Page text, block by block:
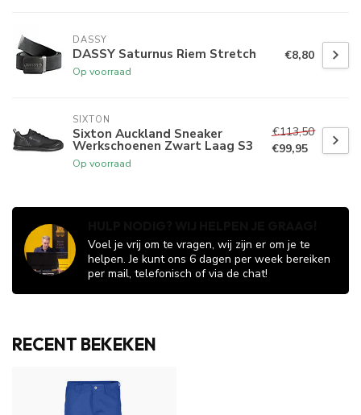
DASSY
DASSY Saturnus Riem Stretch
Op voorraad
€8,80
SIXTON
Sixton Auckland Sneaker
Werkschoenen Zwart Laag S3
Op voorraad
€113,50
€99,95
Voel je vrij om te vragen, wij zijn er om je te
helpen. Je kunt ons 6 dagen per week bereiken
per mail, telefonisch of via de chat!
RECENT BEKEKEN